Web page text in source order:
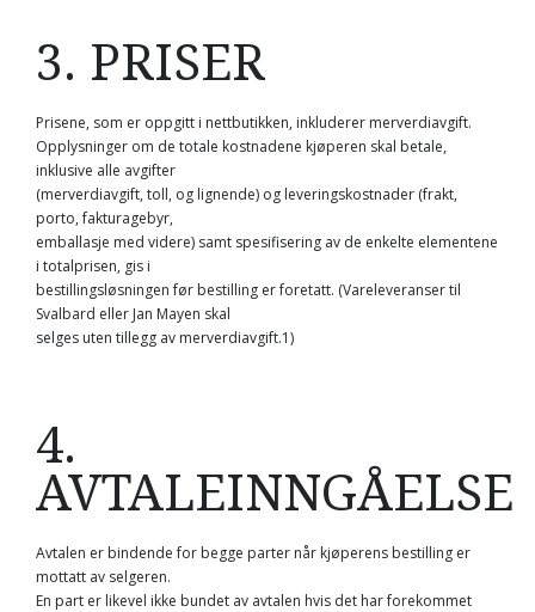
3. PRISER
Prisene, som er oppgitt i nettbutikken, inkluderer merverdiavgift.
Opplysninger om de totale kostnadene kjøperen skal betale,
inklusive alle avgifter
(merverdiavgift, toll, og lignende) og leveringskostnader (frakt,
porto, fakturagebyr,
emballasje med videre) samt spesifisering av de enkelte elementene
i totalprisen, gis i
bestillingsløsningen før bestilling er foretatt. (Vareleveranser til
Svalbard eller Jan Mayen skal
selges uten tillegg av merverdiavgift.1)
4.
AVTALEINNGÅELSE
Avtalen er bindende for begge parter når kjøperens bestilling er
mottatt av selgeren.
En part er likevel ikke bundet av avtalen hvis det har forekommet